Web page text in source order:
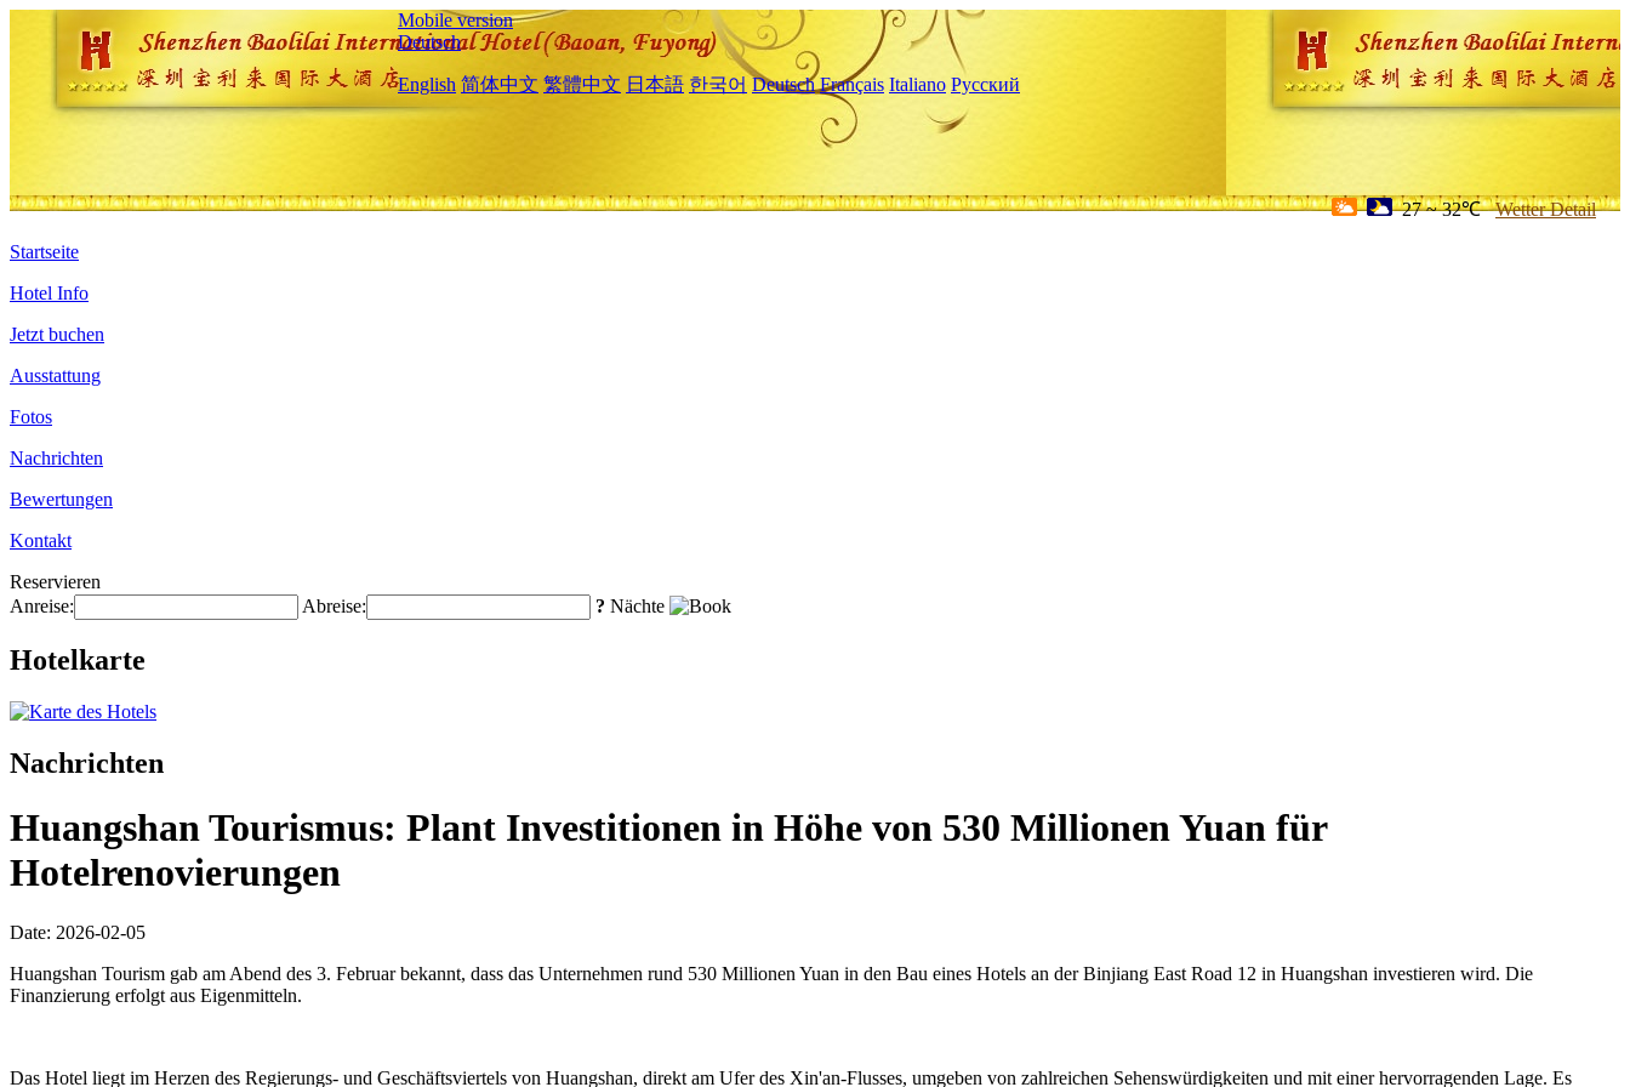
Mobile version
Deutsch
English 简体中文 繁體中文 日本語 한국어 Deutsch Français Italiano Русский
27 ~ 32℃ Wetter Detail
Startseite
Hotel Info
Jetzt buchen
Ausstattung
Fotos
Nachrichten
Bewertungen
Kontakt
Reservieren
Anreise:
Abreise: ? Nächte
Hotelkarte
Nachrichten
Huangshan Tourismus: Plant Investitionen in Höhe von 530 Millionen Yuan für
Hotelrenovierungen
Date: 2026-02-05
Huangshan Tourism gab am Abend des 3. Februar bekannt, dass das Unternehmen rund 530 Millionen Yuan in den Bau eines Hotels an der Binjiang East Road 12 in Huangshan investieren wird. Die
Finanzierung erfolgt aus Eigenmitteln.
Das Hotel liegt im Herzen des Regierungs- und Geschäftsviertels von Huangshan, direkt am Ufer des Xin'an-Flusses, umgeben von zahlreichen Sehenswürdigkeiten und mit einer hervorragenden Lage. Es